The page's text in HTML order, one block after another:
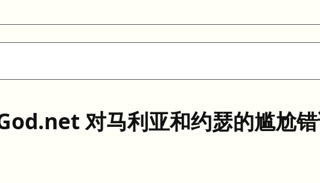
对马利亚和约瑟的尴尬